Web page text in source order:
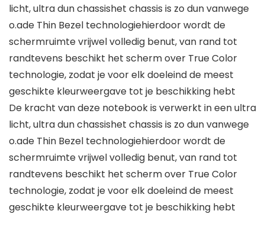
licht, ultra dun chassishet chassis is zo dun vanwege
o.ade Thin Bezel technologiehierdoor wordt de
schermruimte vrijwel volledig benut, van rand tot
randtevens beschikt het scherm over True Color
technologie, zodat je voor elk doeleind de meest
geschikte kleurweergave tot je beschikking hebt
De kracht van deze notebook is verwerkt in een ultra
licht, ultra dun chassishet chassis is zo dun vanwege
o.ade Thin Bezel technologiehierdoor wordt de
schermruimte vrijwel volledig benut, van rand tot
randtevens beschikt het scherm over True Color
technologie, zodat je voor elk doeleind de meest
geschikte kleurweergave tot je beschikking hebt